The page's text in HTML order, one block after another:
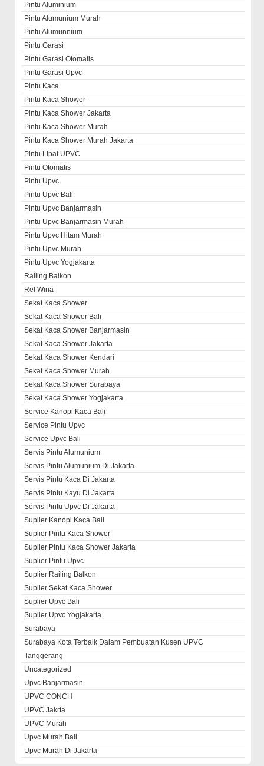
Pintu Aluminium
Pintu Alumunium Murah
Pintu Alumunnium
Pintu Garasi
Pintu Garasi Otomatis
Pintu Garasi Upvc
Pintu Kaca
Pintu Kaca Shower
Pintu Kaca Shower Jakarta
Pintu Kaca Shower Murah
Pintu Kaca Shower Murah Jakarta
Pintu Lipat UPVC
Pintu Otomatis
Pintu Upvc
Pintu Upvc Bali
Pintu Upvc Banjarmasin
Pintu Upvc Banjarmasin Murah
Pintu Upvc Hitam Murah
Pintu Upvc Murah
Pintu Upvc Yogjakarta
Railing Balkon
Rel Wina
Sekat Kaca Shower
Sekat Kaca Shower Bali
Sekat Kaca Shower Banjarmasin
Sekat Kaca Shower Jakarta
Sekat Kaca Shower Kendari
Sekat Kaca Shower Murah
Sekat Kaca Shower Surabaya
Sekat Kaca Shower Yogjakarta
Service Kanopi Kaca Bali
Service Pintu Upvc
Service Upvc Bali
Servis Pintu Alumunium
Servis Pintu Alumunium Di Jakarta
Servis Pintu Kaca Di Jakarta
Servis Pintu Kayu Di Jakarta
Servis Pintu Upvc Di Jakarta
Suplier Kanopi Kaca Bali
Suplier Pintu Kaca Shower
Suplier Pintu Kaca Shower Jakarta
Suplier Pintu Upvc
Suplier Railing Balkon
Suplier Sekat Kaca Shower
Suplier Upvc Bali
Suplier Upvc Yogjakarta
Surabaya
Surabaya Kota Terbaik Dalam Pembuatan Kusen UPVC
Tanggerang
Uncategorized
Upvc Banjarmasin
UPVC CONCH
UPVC Jakrta
UPVC Murah
Upvc Murah Bali
Upvc Murah Di Jakarta